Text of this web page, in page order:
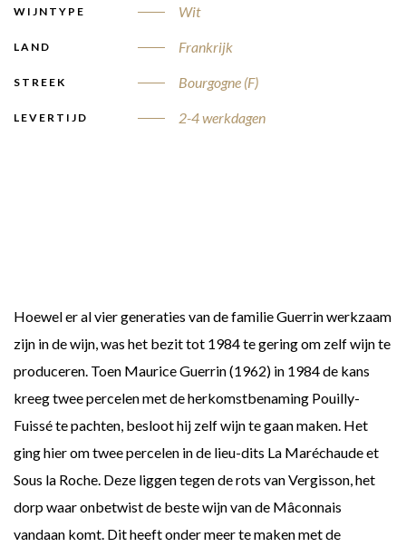
WIJNTYPE Wit
LAND Frankrijk
STREEK Bourgogne (F)
LEVERTIJD 2-4 werkdagen
Hoewel er al vier generaties van de familie Guerrin werkzaam
zijn in de wijn, was het bezit tot 1984 te gering om zelf wijn te
produceren. Toen Maurice Guerrin (1962) in 1984 de kans
kreeg twee percelen met de herkomstbenaming Pouilly-
Fuissé te pachten, besloot hij zelf wijn te gaan maken. Het
ging hier om twee percelen in de lieu-dits La Maréchaude et
Sous la Roche. Deze liggen tegen de rots van Vergisson, het
dorp waar onbetwist de beste wijn van de Mâconnais
vandaan komt. Dit heeft onder meer te maken met de